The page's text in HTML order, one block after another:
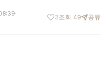
·
3조회 49 공유